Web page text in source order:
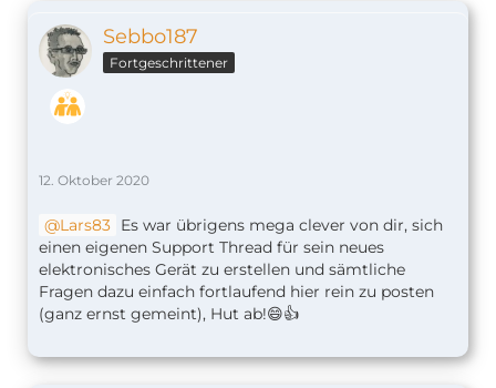
Sebbo187
Fortgeschrittener
12. Oktober 2020
Lars83 Es war übrigens mega clever von dir, sich
einen eigenen Support Thread für sein neues
elektronisches Gerät zu erstellen und sämtliche
Fragen dazu einfach fortlaufend hier rein zu posten
(ganz ernst gemeint), Hut ab!😄👍